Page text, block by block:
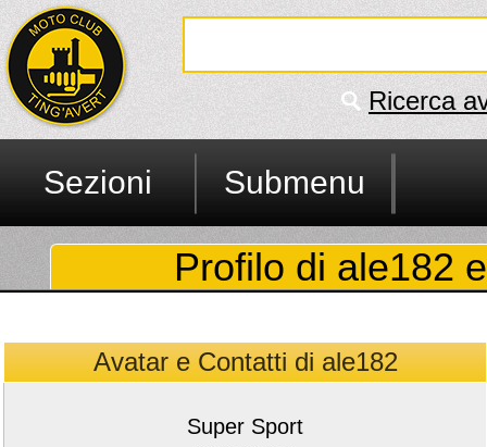
Ricerca
Sezioni Submenu
Profilo di ale182
Avatar e Contatti di ale182
Super Sport